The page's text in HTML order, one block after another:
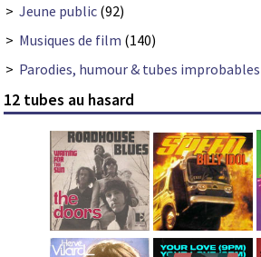
> Jeune public (92)
> Musiques de film (140)
> Parodies, humour & tubes improbables
12 tubes au hasard